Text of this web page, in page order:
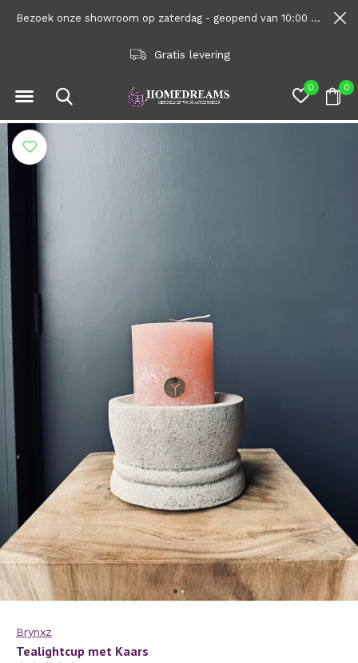
0 0
Gratis levering
Bezoek onze showroom op zaterdag - geopend van 10:00 tot 1600
Brynxz
Tealightcup met Kaars